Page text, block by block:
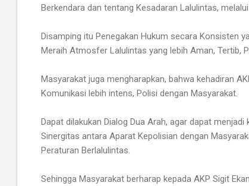
Berkendara dan tentang Kesadaran Lalulintas,
Disamping itu Penegakan Hukum secara Konsisten
Meraih Atmosfer Lalulintas yang lebih Aman, Tertib,
Masyarakat juga mengharapkan, bahwa kehadiran
Komunikasi lebih intens, Polisi dengan Masyarakat.
Dapat dilakukan Dialog Dua Arah, agar dapat
Sinergitas antara Aparat Kepolisian dengan
Peraturan Berlalulintas.
Sehingga Masyarakat berharap kepada AKP Sigit